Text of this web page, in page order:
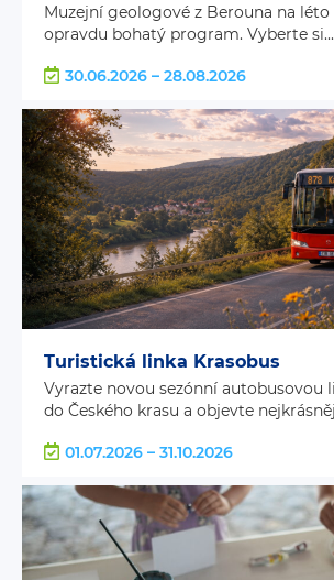
Muzejní geologové z Berouna na
opravdu bohatý program. Vyberte si...
30.06.2026 – 28.08.2026
Turistická linka Krasobus
Vyrazte novou sezónní autobusovou
do Českého krasu a objevte
01.07.2026 – 31.10.2026